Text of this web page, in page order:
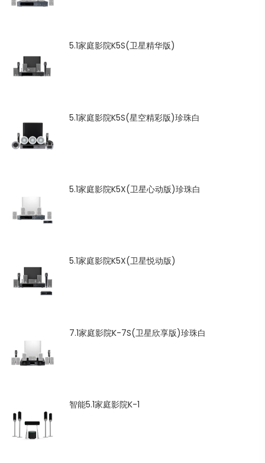
5.1家庭影院K5S(卫星精华版)
5.1家庭影院K5S(星空精彩版)珍珠白
5.1家庭影院K5X(卫星心动版)珍珠白
5.1家庭影院K5X(卫星悦动版)
7.1家庭影院K-7S(卫星欣享版)珍珠白
智能5.1家庭影院K-1